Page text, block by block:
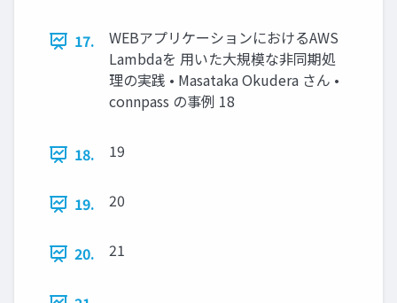
17.
WEBアプリケーションにおけるAWS
Lambdaを 用いた大規模な非同期処
理の実践 • Masataka Okudera さん •
connpass の事例 18
18. 19
19. 20
20. 21